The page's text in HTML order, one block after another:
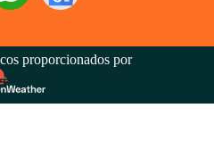
proporcionados por